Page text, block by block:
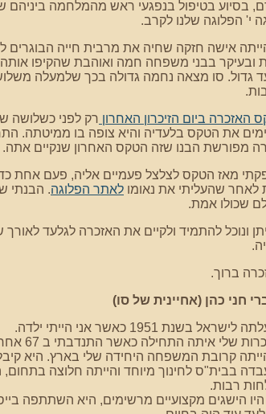
י' הפלוגה שלנו לקרב.
אישה חזקה שחיה את מרבית חייה
ובעיקר בבני משפחה חמה ואוהבת שהקיפו
גדול. סו מצאה נחמה גדולה בכך שלמעלה
האזכרה ביום הזיכרון האחרון רק לפני כשלושה
את הטקס בלעדיה והיא צופה בו ממיטתה.
מפורשת הבנו שזה הטקס האחרון שנקיים אתה.
מאז הטקס לצלצל פעמיים אליה, פעם אחת
לאחר שהעליתי את נאומו לאתר הפלוגה. הבנתי
שכולו אמת.
ונוכל להתמיד ולקיים את האזכרה לגלעד
ברוך.
חני כהן (אחיינית של סו)
בשנת 1951 כאשר אני הייתי ילדה.
שלי איתה התחילה כאשר התנדבתי ב 67 אחרי המלחמה ואח"כ כאשר עליתי לארץ בשנת 68.
קרובת המשפחה היחידה שלי בארץ. היא
בבית"ס לחינוך מיוחד והייתה חלוצה
רבות.
היו הישגים מקצועיים מרשימים, היא השתתפה